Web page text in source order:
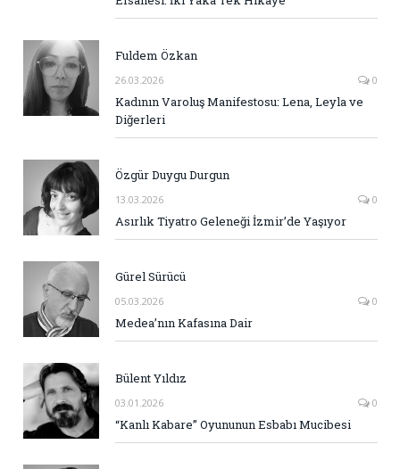
Fuldem Özkan
26.03.2026 0
Kadının Varoluş Manifestosu: Lena, Leyla ve
Diğerleri
Özgür Duygu Durgun
13.03.2026 0
Asırlık Tiyatro Geleneği İzmir’de Yaşıyor
Gürel Sürücü
05.03.2026 0
Medea’nın Kafasına Dair
Bülent Yıldız
03.01.2026 0
“Kanlı Kabare” Oyununun Esbabı Mucibesi